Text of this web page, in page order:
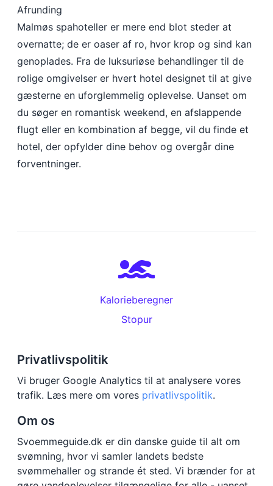
Afrunding
Malmøs spahoteller er mere end blot steder at
overnatte; de er oaser af ro, hvor krop og sind kan
genoplades. Fra de luksuriøse behandlinger til de
rolige omgivelser er hvert hotel designet til at give
gæsterne en uforglemmelig oplevelse. Uanset om
du søger en romantisk weekend, en afslappende
flugt eller en kombination af begge, vil du finde et
hotel, der opfylder dine behov og overgår dine
forventninger.
Kalorieberegner
Stopur
Privatlivspolitik
Vi bruger Google Analytics til at analysere vores
trafik. Læs mere om vores privatlivspolitik.
Om os
Svoemmeguide.dk er din danske guide til alt om
svømning, hvor vi samler landets bedste
svømmehaller og strande ét sted. Vi brænder for at